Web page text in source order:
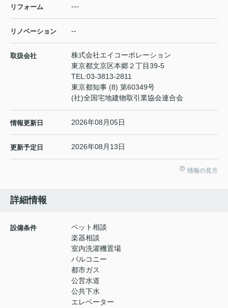
リフォーム ---
リノベーション --
取扱会社
株式会社エイコーポレーション
東京都文京区本郷２丁目39-5
TEL:03-3813-2811
東京都知事 (8) 第60349号
(社)全国宅地建物取引業協会連合会
情報更新日 2026年08月05日
更新予定日 2026年08月13日
情報の見方
詳細情報
設備条件
ペット相談
楽器相談
室内洗濯機置場
バルコニー
都市ガス
公営水道
公共下水
エレベーター